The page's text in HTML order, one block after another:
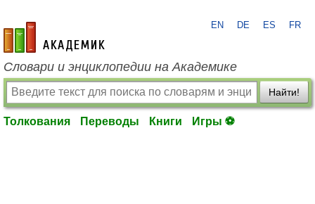
academic.ru
EN DE ES FR
Словари и энциклопедии на Академике
Найти!
Толкования Переводы Книги Игры ⚽